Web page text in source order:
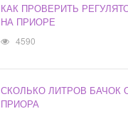
КАК ПРОВЕРИТЬ
НА ПРИОРЕ
4590
СКОЛЬКО ЛИТРОВ БАЧОК
ПРИОРА